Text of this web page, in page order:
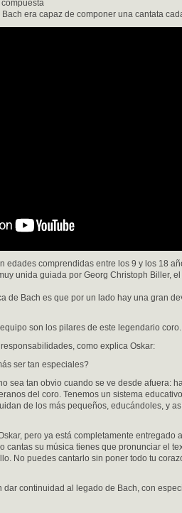
era capaz de componer una cantata
edades comprendidas entre los 9 y los 18
unida guiada por Georg Christoph Biller,
de Bach es que por un lado hay una gran
son los pilares de este legendario coro.
como explica Oskar:
ser tan especiales?
sea tan obvio cuando se ve desde afuera:
del coro. Tenemos un sistema
de los más pequeños, educándoles, y
pero ya está completamente entregado
cantas su música tienes que pronunciar el
No puedes cantarlo sin poner todo tu
dar continuidad al legado de Bach, con